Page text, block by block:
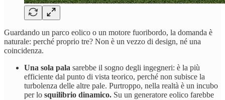
Guardando un parco eolico o un motore fuoribordo, la domanda è
naturale: perché proprio tre? Non è un vezzo di design, né una
coincidenza.
Una sola pala sarebbe il sogno degli ingegneri: è la più
efficiente dal punto di vista teorico, perché non subisce la
turbolenza delle altre pale. Purtroppo, nella realtà è un incubo
per lo squilibrio dinamico. Su un generatore eolico farebbe